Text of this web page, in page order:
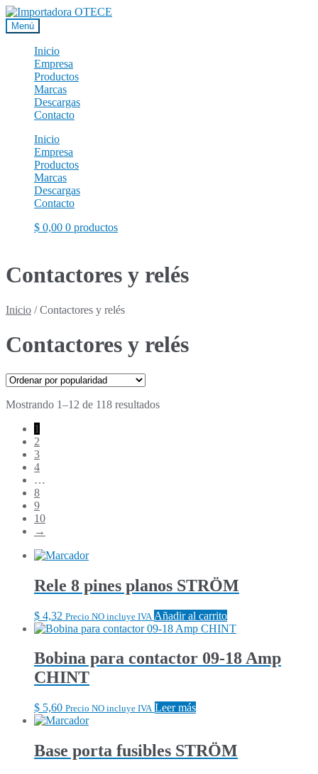
Ir
a
la
navegación
Ir
al
contenido
Menú
Inicio
Empresa
Productos
Marcas
Descargas
Contacto
Inicio
Empresa
Productos
Marcas
Descargas
Contacto
$ 0,00 0 productos
Contactores y relés
Inicio /Contactores y relés
Contactores y relés
Mostrando 1–12 de 118 resultadosOrdenado
1
2
3
4
…
8
9
10
→
Rele 8 pines planos STRÖM
$ 4,32 Precio NO incluye IVA Añadir al carrito
Bobina para contactor 09-18 Amp
CHINT
$ 5,60 Precio NO incluye IVA Leer más
Base porta fusibles STRÖM